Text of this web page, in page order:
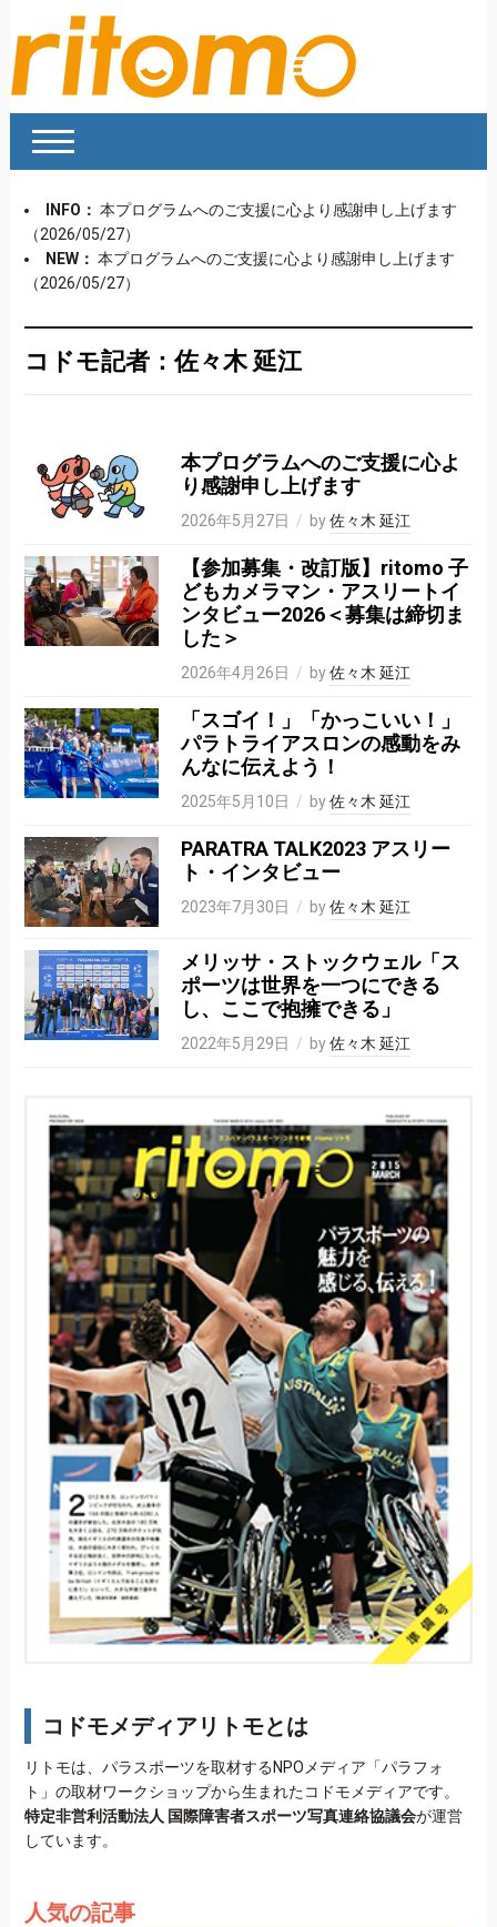
INFO： 本プログラムへのご支援に心より感謝申し上げます
（2026/05/27）
NEW： 本プログラムへのご支援に心より感謝申し上げます
（2026/05/27）
コドモ記者：佐々木 延江
本プログラムへのご支援に心よ
り感謝申し上げます
2026年5月27日 by佐々木 延江
【参加募集・改訂版】ritomo 子
どもカメラマン・アスリートイ
ンタビュー2026＜募集は締切ま
した＞
2026年4月26日 by佐々木 延江
「スゴイ！」「かっこいい！」
パラトライアスロンの感動をみ
んなに伝えよう！
2025年5月10日 by佐々木 延江
PARATRA TALK2023 アスリー
ト・インタビュー
2023年7月30日 by佐々木 延江
メリッサ・ストックウェル「ス
ポーツは世界を一つにできる
し、ここで抱擁できる」
2022年5月29日 by佐々木 延江
コドモメディアリトモとは
リトモは、パラスポーツを取材するNPOメディア「パラフォ
ト」の取材ワークショップから生まれたコドモメディアです。
特定非営利活動法人 国際障害者スポーツ写真連絡協議会が運営
しています。
人気の記事